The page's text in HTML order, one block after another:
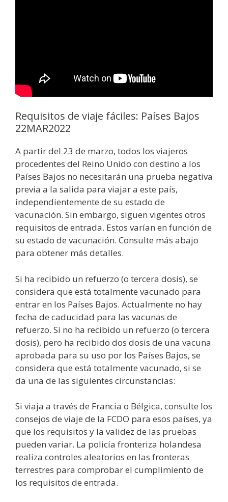
Requisitos de viaje fáciles: Países Bajos
22MAR2022
A partir del 23 de marzo, todos los viajeros
procedentes del Reino Unido con destino a los
Países Bajos no necesitarán una prueba negativa
previa a la salida para viajar a este país,
independientemente de su estado de
vacunación. Sin embargo, siguen vigentes otros
requisitos de entrada. Estos varían en función de
su estado de vacunación. Consulte más abajo
para obtener más detalles.
Si ha recibido un refuerzo (o tercera dosis), se
considera que está totalmente vacunado para
entrar en los Países Bajos. Actualmente no hay
fecha de caducidad para las vacunas de
refuerzo. Si no ha recibido un refuerzo (o tercera
dosis), pero ha recibido dos dosis de una vacuna
aprobada para su uso por los Países Bajos, se
considera que está totalmente vacunado, si se
da una de las siguientes circunstancias:
Si viaja a través de Francia o Bélgica, consulte los
consejos de viaje de la FCDO para esos países, ya
que los requisitos y la validez de las pruebas
pueden variar. La policía fronteriza holandesa
realiza controles aleatorios en las fronteras
terrestres para comprobar el cumplimiento de
los requisitos de entrada.